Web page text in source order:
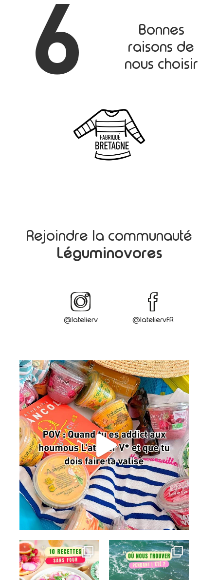
6
Bonnes
raisons de
nous choisir
Rejoindre la communauté
Léguminovores
@latelierv @lateliervFR